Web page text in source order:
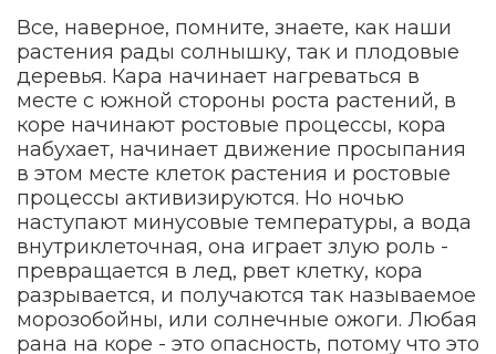
Все, наверное, помните, знаете, как наши
растения рады солнышку, так и плодовые
деревья. Кара начинает нагреваться в
месте с южной стороны роста растений, в
коре начинают ростовые процессы, кора
набухает, начинает движение просыпания
в этом месте клеток растения и ростовые
процессы активизируются. Но ночью
наступают минусовые температуры, а вода
внутриклеточная, она играет злую роль -
превращается в лед, рвет клетку, кора
разрывается, и получаются так называемое
морозобойны, или солнечные ожоги. Любая
рана на коре - это опасность, потому что это